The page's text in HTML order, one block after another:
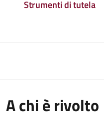
Strumenti di tutela
A chi è rivolto